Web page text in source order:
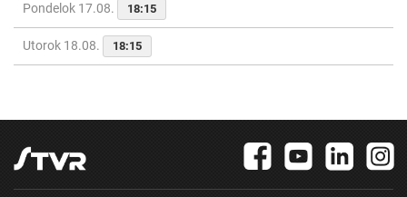
Pondelok 17.08. 18:15
Utorok 18.08. 18:15